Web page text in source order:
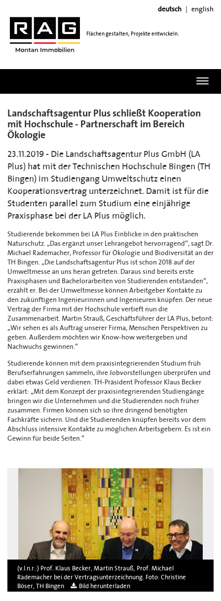
deutsch english
Flächen gestalten, Projekte entwickeln.
Landschaftsagentur Plus schließt Kooperation
mit Hochschule - Partnerschaft im Bereich
Ökologie
23.11.2019 - Die Landschaftsagentur Plus GmbH (LA
Plus) hat mit der Technischen Hochschule Bingen (TH
Bingen) im Studiengang Umweltschutz einen
Kooperationsvertrag unterzeichnet. Damit ist für die
Studenten parallel zum Studium eine einjährige
Praxisphase bei der LA Plus möglich.
Studierende bekommen bei LA Plus Einblicke in den praktischen
Naturschutz. „Das ergänzt unser Lehrangebot hervorragend“, sagt Dr.
Michael Rademacher, Professor für Ökologie und Biodiversität an der
TH Bingen. „Die Landschaftsagentur Plus ist schon 2018 auf der
Umweltmesse an uns heran getreten. Daraus sind bereits erste
Praxisphasen und Bachelorarbeiten von Studierenden entstanden“,
erzählt er. Bei der Umweltmesse können Arbeitgeber Kontakte zu
den zukünftigen Ingenieurinnen und Ingenieuren knüpfen. Der neue
Vertrag der Firma mit der Hochschule vertieft nun die
Zusammenarbeit. Martin Strauß, Geschäftsführer der LA Plus, betont:
„Wir sehen es als Auftrag unserer Firma, Menschen Perspektiven zu
geben. Außerdem möchten wir Know-how weitergeben und
Nachwuchs gewinnen.“
Studierende können mit dem praxisintegrierenden Studium früh
Berufserfahrungen sammeln, ihre Jobvorstellungen überprüfen und
dabei etwas Geld verdienen. TH-Präsident Professor Klaus Becker
erklärt: „Mit dem Konzept der praxisintegrierenden Studiengänge
bringen wir die Unternehmen und die Studierenden noch früher
zusammen. Firmen können sich so ihre dringend benötigten
Fachkräfte sichern. Und die Studierenden knüpfen bereits vor dem
Abschluss intensive Kontakte zu möglichen Arbeitsgebern. Es ist ein
Gewinn für beide Seiten.“
(v.l.n.r.:) Prof. Klaus Becker, Martin Strauß, Prof. Michael
Rademacher bei der Vertragsunterzeichnung. Foto: Christine
Böser, TH Bingen
Bild herunterladen